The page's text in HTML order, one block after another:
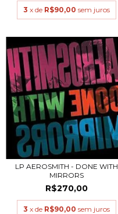
3 x de R$90,00 sem juros
LP AEROSMITH - DONE WITH
MIRRORS
R$270,00
3 x de R$90,00 sem juros